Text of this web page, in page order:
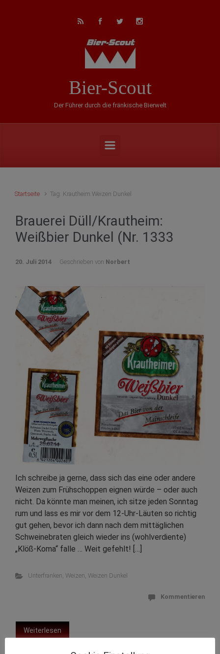
Bier-Scout
Der Führer durch die fränkische Bierwelt
Startseite Tag: Krautheim Weizen Dunkel
Brauerei Düll/Krautheim:
Weißbier Dunkel (Nr. 1333
20. Juli 2014 Geschrieben von Norbert
Ich schreibe ja gerne, dass sich das eine oder andere
Weizen zum Frühschoppen eignen würde – oder auch
nicht. Da könnte man meinen, ich sitze jeden Sonntag
rum und lass es mir vor dem 12-Uhr-Läuten so richtig
gut gehen, bevor ich dann nach dem mittäglichen
Schweinebraten gleich wieder ins (wohlverdiente)
„Klöß-Koma“ falle … Weit gefehlt! […]
Unterfranken, Weizen, Weizen Dunkel
Kommentieren
Weiterlesen